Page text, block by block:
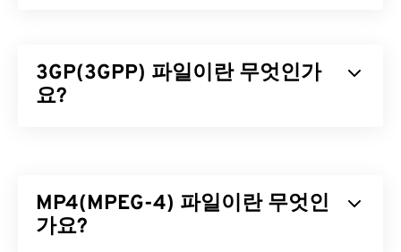
3GP(3GPP) 파일이란 무엇인가
요?
System for Mobile) 표준을 준수합니다. UMTS는 모
바일용 기술이므로, 3GP 포맷을 사용하면 UMTS 네
MP4(MPEG-4) 파일이란 무엇인
가요?